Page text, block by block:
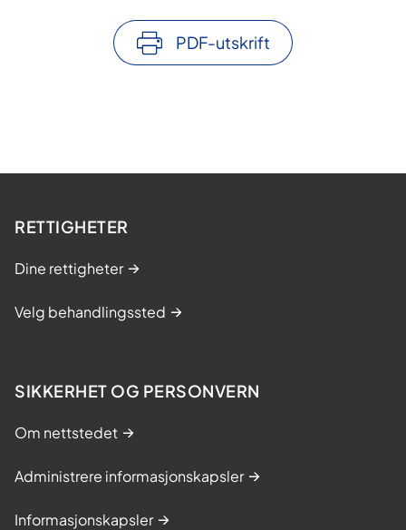
PDF-utskrift
RETTIGHETER
Dine rettigheter
Velg behandlingssted
SIKKERHET OG PERSONVERN
Om nettstedet
Administrere informasjonskapsler
Informasjonskapsler